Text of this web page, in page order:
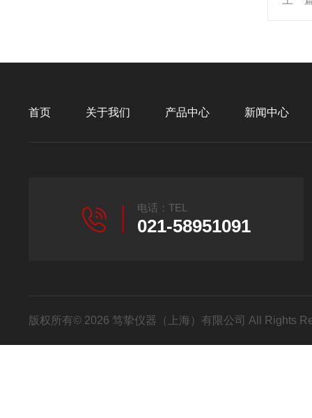
首页 关于我们 产品中心 新闻中心
电话：TEL
021-58951091
版权所有© 2026 笃挚仪器（上海）有限公司 All Rights